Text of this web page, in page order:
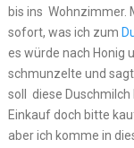
bis ins Wohnzimmer.
sofort, was ich zum
es würde nach Honig
schmunzelte und
soll diese
Einkauf doch bitte
aber ich komme in